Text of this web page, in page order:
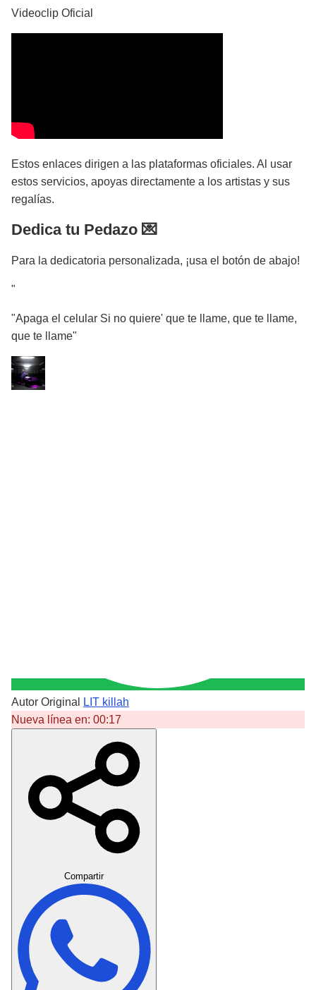
Videoclip Oficial
Estos enlaces dirigen a las plataformas oficiales. Al usar
estos servicios, apoyas directamente a los artistas y sus
regalías.
Dedica tu Pedazo 💌
Para la dedicatoria personalizada, ¡usa el botón de abajo!
"
"Apaga el celular Si no quiere' que te llame, que te llame,
que te llame"
Autor Original
LIT killah
Nueva línea en: 00:17
Compartir